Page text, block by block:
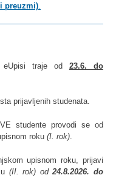
preuzmi).
eUpisi traje od 23.6. do
prijavljenih studenata.
studente provodi se od
roku (I. rok).
upisnom roku, prijavi
(II. rok) od24.8.2026. do